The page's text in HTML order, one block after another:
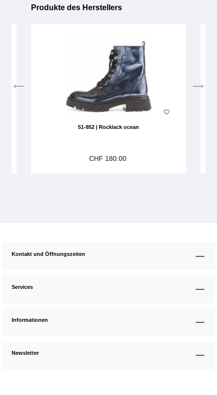
Produktgalerie überspringen
Produkte des Herstellers
51-852 | Rocklack ocean
CHF 180.00
Kontakt und Öffnungszeiten
Services
Informationen
Newsletter